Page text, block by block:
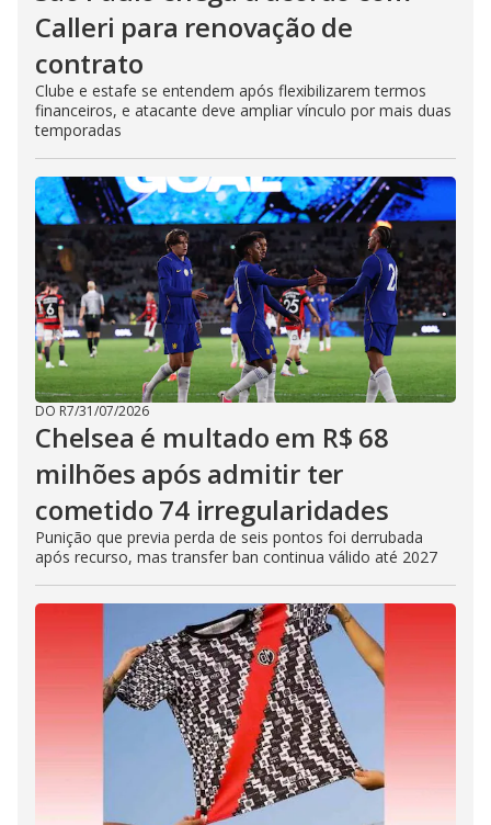
Calleri para renovação de
contrato
Clube e estafe se entendem após flexibilizarem termos
financeiros, e atacante deve ampliar vínculo por mais duas
temporadas
DO R7/31/07/2026
Chelsea é multado em R$ 68
milhões após admitir ter
cometido 74 irregularidades
Punição que previa perda de seis pontos foi derrubada
após recurso, mas transfer ban continua válido até 2027